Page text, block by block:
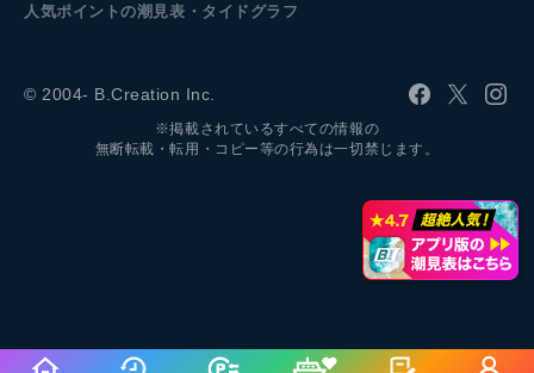
人気ポイントの潮見表・タイドグラフ
© 2004- B.Creation Inc.
※掲載されているすべての情報の
無断転載・転用・コピー等の行為は一切禁じます。